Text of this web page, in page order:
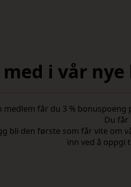
med i vår
medlem får du 3 %
Du får
bli den første som får vite om
inn ved å oppgi